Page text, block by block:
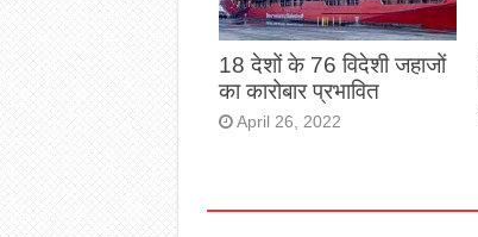
18 देशों के 76 विदेशी जहाजों
का कारोबार प्रभावित
April 26, 2022